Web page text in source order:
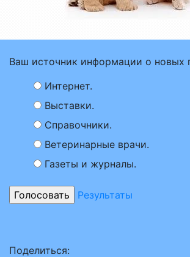
Ваш источник информации о новых
Интернет.
Выставки.
Справочники.
Ветеринарные врачи.
Газеты и журналы.
Результаты
Поделиться: